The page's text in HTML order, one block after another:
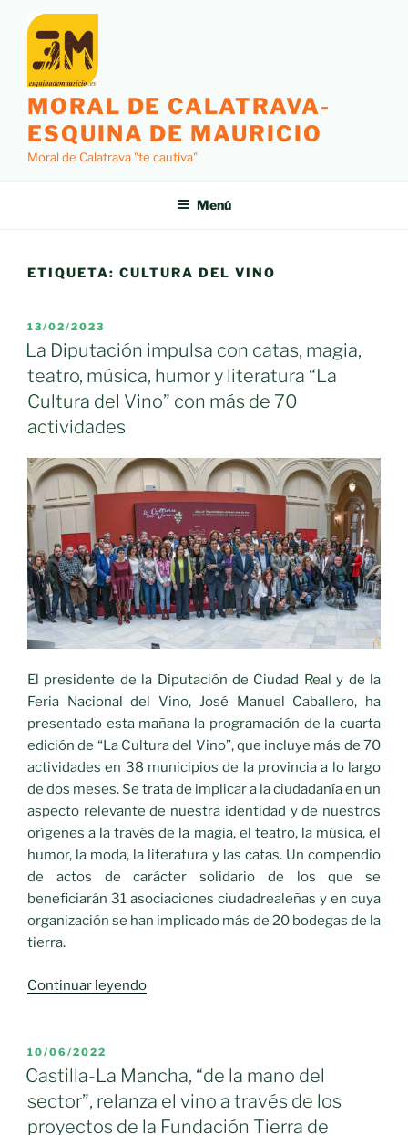
contenido
MORAL DE CALATRAVA-
ESQUINA DE MAURICIO
Moral de Calatrava "te cautiva"
Menú
ETIQUETA: CULTURA DEL VINO
PUBLICADO
EL
13/02/2023
La Diputación impulsa con catas, magia,
teatro, música, humor y literatura “La
Cultura del Vino” con más de 70
actividades
El presidente de la Diputación de Ciudad Real y de la
Feria Nacional del Vino, José Manuel Caballero, ha
presentado esta mañana la programación de la cuarta
edición de “La Cultura del Vino”, que incluye más de 70
actividades en 38 municipios de la provincia a lo largo
de dos meses. Se trata de implicar a la ciudadanía en un
aspecto relevante de nuestra identidad y de nuestros
orígenes a la través de la magia, el teatro, la música, el
humor, la moda, la literatura y las catas. Un compendio
de actos de carácter solidario de los que se
beneficiarán 31 asociaciones ciudadrealeñas y en cuya
organización se han implicado más de 20 bodegas de la
tierra.
Continuar leyendo«La
catas,
magia,
teatro,
PUBLICADO
EL
10/06/2022
Castilla-La Mancha, “de la mano del
sector”, relanza el vino a través de los
proyectos de la Fundación Tierra de